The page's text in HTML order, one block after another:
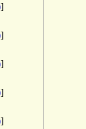
]
]
]
]
]